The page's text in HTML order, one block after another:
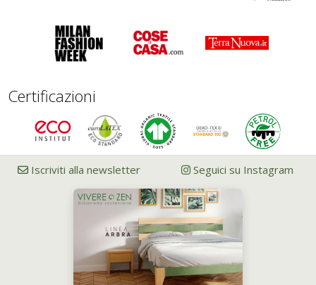
Certificazioni
Iscriviti alla newsletter Seguici su Instagram